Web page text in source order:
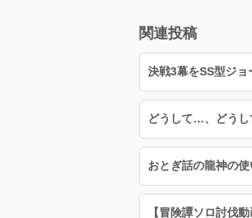
関連投稿
決戦3幕をSS型ジ
どうして…、どうし
おとぎ話の龍神の
【冒険譚ソロ討伐